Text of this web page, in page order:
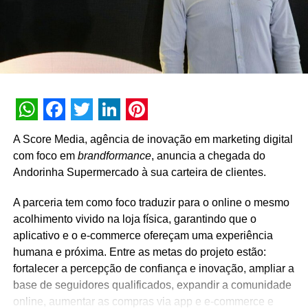
comunidade em torno dos personagens e criar um
espírito colaborativo, que é uma das características do
próprio Back 4 Blood”, explica Fernanda Cepollini, CSO
da Execution.
TÓPICOS RELACIONADOS:
A SEGUIR
Seara é o mais novo cliente da Raccoon
NÃO PERCA
Nutella® celebra o Dia Mundial do Pão no
WhatsApp
Facebook
Twitter
LinkedIn
Pinterest
A Score Media, agência de inovação em marketing digital
com foco em brandformance, anuncia a chegada do
Andorinha Supermercado à sua carteira de clientes.
A parceria tem como foco traduzir para o online o mesmo
acolhimento vivido na loja física, garantindo que o
aplicativo e o e-commerce ofereçam uma experiência
humana e próxima. Entre as metas do projeto estão:
fortalecer a percepção de confiança e inovação, ampliar a
base de seguidores qualificados, expandir a comunidade
online, aumentar as compras via app e e-commerce e